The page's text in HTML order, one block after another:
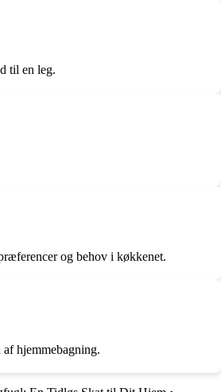
til en leg.
og behov i køkkenet.
hjemmebagning.